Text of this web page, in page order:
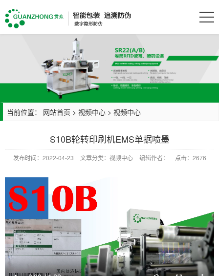
当前位置： 网站首页 > 视频中心 > 视频中心
S10B轮转印刷机EMS单据喷墨
发布时间：2022-04-23 文章分类：视频中心 编辑作者： 点击：2676